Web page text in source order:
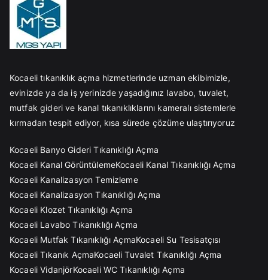
Kocaeli tıkanıklık açma hizmetlerinde uzman ekibimizle,
evinizde ya da iş yerinizde yaşadığınız lavabo, tuvalet,
mutfak gideri ve kanal tıkanıklıklarını kameralı sistemlerle
kırmadan tespit ediyor, kısa sürede çözüme ulaştırıyoruz
Kocaeli Banyo Gideri Tıkanıklığı Açma
Kocaeli Kanal GörüntülemeKocaeli Kanal Tıkanıklığı Açma
Kocaeli Kanalizasyon Temizleme
Kocaeli Kanalizasyon Tıkanıklığı Açma
Kocaeli Klozet Tıkanıklığı Açma
Kocaeli Lavabo Tıkanıklığı Açma
Kocaeli Mutfak Tıkanıklığı AçmaKocaeli Su Tesisatçısı
Kocaeli Tıkanık AçmaKocaeli Tuvalet Tıkanıklığı Açma
Kocaeli VidanjörKocaeli WC Tıkanıklığı Açma